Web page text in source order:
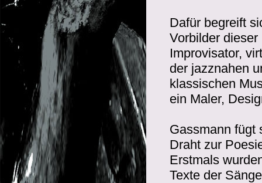
Dafür begreift
Vorbilder
Improvisator,
der jazznahen
klassischen
ein Maler,
Gassmann fügt
Draht zur
Erstmals
Texte der